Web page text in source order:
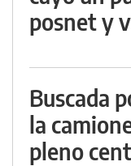
posnet y
Buscada
la
pleno